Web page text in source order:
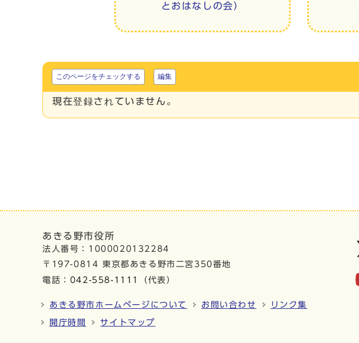
とおはなしの会）
このページをチェックする 編集
現在登録されていません。
あきる野市役所
法人番号：1000020132284
〒197-0814 東京都あきる野市二宮350番地
電話： 042-558-1111 （代表）
あきる野市ホームページについて お問い合わせ リンク集
開庁時間 サイトマップ